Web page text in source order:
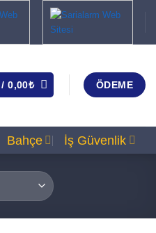
/0,00₺ ÖDEME
Bahçe İş Güvenlik